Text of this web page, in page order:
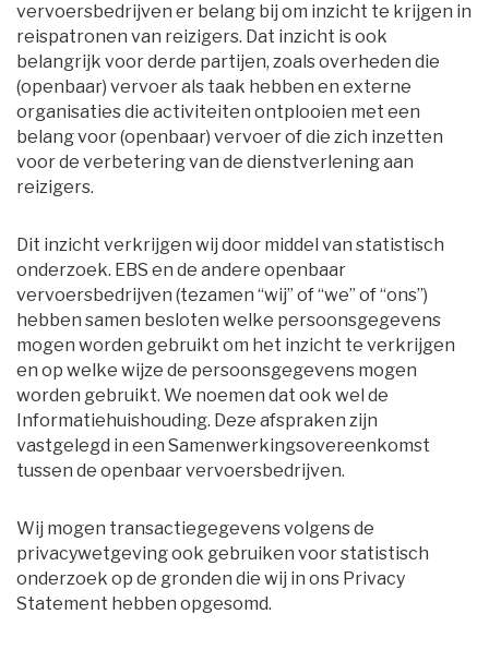
vervoersbedrijven er belang bij om inzicht te krijgen in
reispatronen van reizigers. Dat inzicht is ook
belangrijk voor derde partijen, zoals overheden die
(openbaar) vervoer als taak hebben en externe
organisaties die activiteiten ontplooien met een
belang voor (openbaar) vervoer of die zich inzetten
voor de verbetering van de dienstverlening aan
reizigers.
Dit inzicht verkrijgen wij door middel van statistisch
onderzoek. EBS en de andere openbaar
vervoersbedrijven (tezamen “wij” of “we” of “ons”)
hebben samen besloten welke persoonsgegevens
mogen worden gebruikt om het inzicht te verkrijgen
en op welke wijze de persoonsgegevens mogen
worden gebruikt. We noemen dat ook wel de
Informatiehuishouding. Deze afspraken zijn
vastgelegd in een Samenwerkingsovereenkomst
tussen de openbaar vervoersbedrijven.
Wij mogen transactiegegevens volgens de
privacywetgeving ook gebruiken voor statistisch
onderzoek op de gronden die wij in ons Privacy
Statement hebben opgesomd.